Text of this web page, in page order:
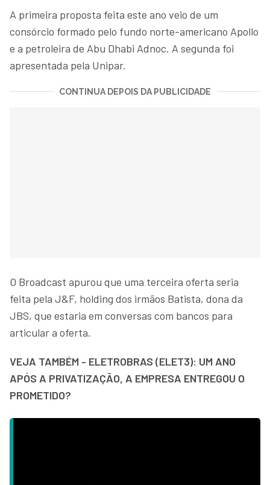
A primeira proposta feita este ano veio de um
consórcio formado pelo fundo norte-americano Apollo
e a petroleira de Abu Dhabi Adnoc. A segunda foi
apresentada pela Unipar.
CONTINUA DEPOIS DA PUBLICIDADE
O Broadcast apurou que uma terceira oferta seria
feita pela J&F, holding dos irmãos Batista, dona da
JBS, que estaria em conversas com bancos para
articular a oferta.
VEJA TAMBÉM - ELETROBRAS (ELET3): UM ANO
APÓS A PRIVATIZAÇÃO, A EMPRESA ENTREGOU O
PROMETIDO?